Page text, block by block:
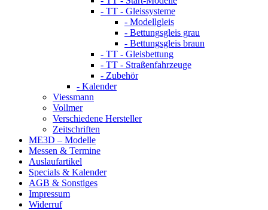
- TT - Gleissysteme
- Modellgleis
- Bettungsgleis grau
- Bettungsgleis braun
- TT - Gleisbettung
- TT - Straßenfahrzeuge
- Zubehör
- Kalender
Viessmann
Vollmer
Verschiedene Hersteller
Zeitschriften
ME3D – Modelle
Messen & Termine
Auslaufartikel
Specials & Kalender
AGB & Sonstiges
Impressum
Widerruf